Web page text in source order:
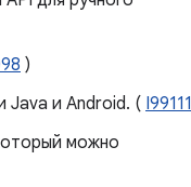
)
Java и Android. ( I99111
можно